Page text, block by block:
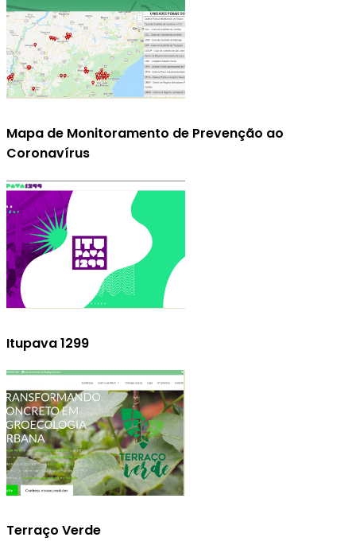
Mapa de Monitoramento de Prevenção ao
Coronavírus
Itupava 1299
Terraço Verde